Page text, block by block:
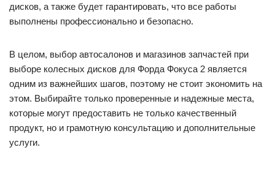
дисков, а также будет гарантировать, что все работы
выполнены профессионально и безопасно.
В целом, выбор автосалонов и магазинов запчастей при
выборе колесных дисков для Форда Фокуса 2 является
одним из важнейших шагов, поэтому не стоит экономить на
этом. Выбирайте только проверенные и надежные места,
которые могут предоставить не только качественный
продукт, но и грамотную консультацию и дополнительные
услуги.